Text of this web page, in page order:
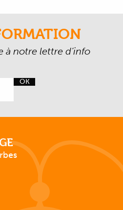
à notre lettre d’info
OK